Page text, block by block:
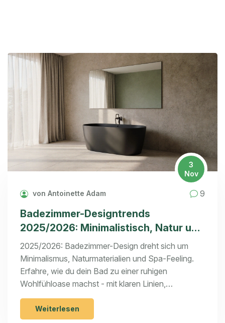
3
Nov
von Antoinette Adam 9
Badezimmer-Designtrends
2025/2026: Minimalistisch, Natur und
Spa-Feeling für Ihr Zuhause
2025/2026: Badezimmer-Design dreht sich um
Minimalismus, Naturmaterialien und Spa-Feeling.
Erfahre, wie du dein Bad zu einer ruhigen
Wohlfühloase machst - mit klaren Linien,
fugenlosem Putz und smarten Details.
Weiterlesen